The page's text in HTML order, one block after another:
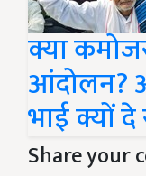
क्या
आंदोलन?
भाई क्यों
Share your